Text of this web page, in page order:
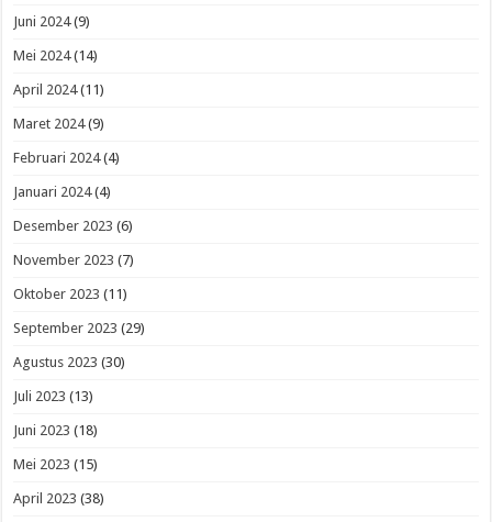
Juni 2024(9)
Mei 2024(14)
April 2024(11)
Maret 2024(9)
Februari 2024(4)
Januari 2024(4)
Desember 2023 (6)
November 2023 (7)
Oktober 2023 (11)
September 2023 (29)
Agustus 2023 (30)
Juli 2023 (13)
Juni 2023 (18)
Mei 2023 (15)
April 2023 (38)